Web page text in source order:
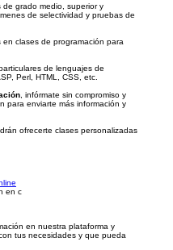
grado medio, superior y
de selectividad y pruebas de
clases de programación para
de lenguajes de
Perl, HTML, CSS, etc.
, infórmate sin compromiso y
para enviarte más información y
ofrecerte clases personalizadas
en c
en nuestra plataforma y
tus necesidades y que pueda